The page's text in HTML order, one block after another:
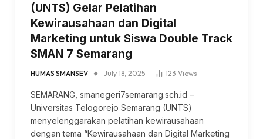
(UNTS) Gelar Pelatihan
Kewirausahaan dan Digital
Marketing untuk Siswa Double Track
SMAN 7 Semarang
HUMAS SMANSEV July 18, 2025 123 Views
SEMARANG, smanegeri7semarang.sch.id –
Universitas Telogorejo Semarang (UNTS)
menyelenggarakan pelatihan kewirausahaan
dengan tema “Kewirausahaan dan Digital Marketing